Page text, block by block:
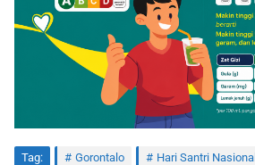
Tag: Gorontalo Hari Santri Nasional